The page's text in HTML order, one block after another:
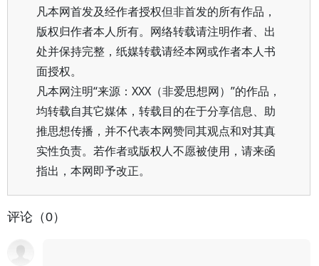
凡本网首发及经作者授权但非首发的所有作品，
版权归作者本人所有。网络转载请注明作者、出
处并保持完整，纸媒转载请经本网或作者本人书
面授权。
凡本网注明“来源：XXX（非爱思想网）”的作品，
均转载自其它媒体，转载目的在于分享信息、助
推思想传播，并不代表本网赞同其观点和对其真
实性负责。若作者或版权人不愿被使用，请来函
指出，本网即予改正。
评论（0）